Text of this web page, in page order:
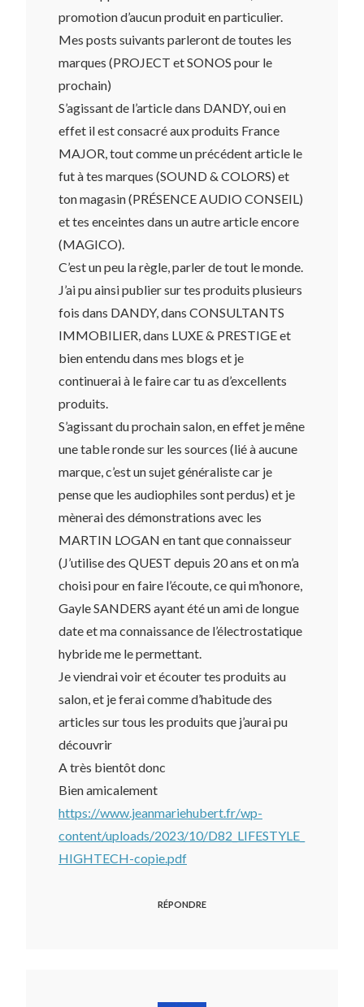
promotion d’aucun produit en particulier.
Mes posts suivants parleront de toutes les
marques (PROJECT et SONOS pour le
prochain)
S’agissant de l’article dans DANDY, oui en
effet il est consacré aux produits France
MAJOR, tout comme un précédent article le
fut à tes marques (SOUND & COLORS) et
ton magasin (PRÉSENCE AUDIO CONSEIL)
et tes enceintes dans un autre article encore
(MAGICO).
C’est un peu la règle, parler de tout le monde.
J’ai pu ainsi publier sur tes produits plusieurs
fois dans DANDY, dans CONSULTANTS
IMMOBILIER, dans LUXE & PRESTIGE et
bien entendu dans mes blogs et je
continuerai à le faire car tu as d’excellents
produits.
S’agissant du prochain salon, en effet je mêne
une table ronde sur les sources (lié à aucune
marque, c’est un sujet généraliste car je
pense que les audiophiles sont perdus) et je
mènerai des démonstrations avec les
MARTIN LOGAN en tant que connaisseur
(J’utilise des QUEST depuis 20 ans et on m’a
choisi pour en faire l’écoute, ce qui m’honore,
Gayle SANDERS ayant été un ami de longue
date et ma connaissance de l’électrostatique
hybride me le permettant.
Je viendrai voir et écouter tes produits au
salon, et je ferai comme d’habitude des
articles sur tous les produits que j’aurai pu
découvrir
A très bientôt donc
Bien amicalement
https://www.jeanmariehubert.fr/wp-
content/uploads/2023/10/D82_LIFESTYLE_
HIGHTECH-copie.pdf
RÉPONDRE